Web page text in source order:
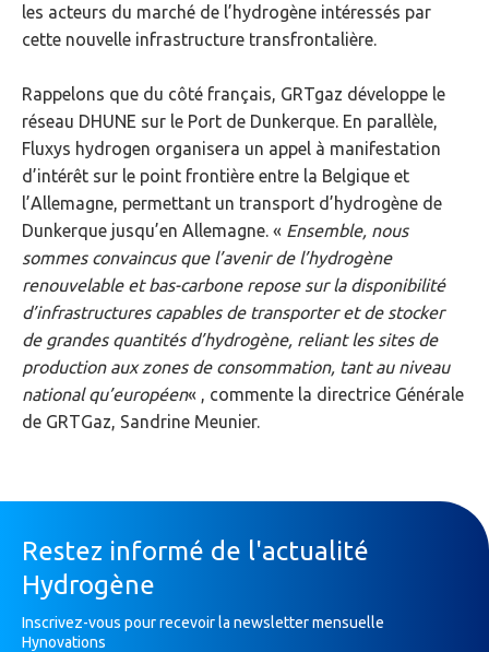
les acteurs du marché de l’hydrogène intéressés par
cette nouvelle infrastructure transfrontalière.
Rappelons que du côté français, GRTgaz développe le
réseau DHUNE sur le Port de Dunkerque. En parallèle,
Fluxys hydrogen organisera un appel à manifestation
d’intérêt sur le point frontière entre la Belgique et
l’Allemagne, permettant un transport d’hydrogène de
Dunkerque jusqu’en Allemagne. « Ensemble, nous
sommes convaincus que l’avenir de l’hydrogène
renouvelable et bas-carbone repose sur la disponibilité
d’infrastructures capables de transporter et de stocker
de grandes quantités d’hydrogène, reliant les sites de
production aux zones de consommation, tant au niveau
national qu’européen« , commente la directrice Générale
de GRTGaz, Sandrine Meunier.
Restez informé de l'actualité
Hydrogène
Inscrivez-vous pour recevoir la newsletter mensuelle
Hynovations